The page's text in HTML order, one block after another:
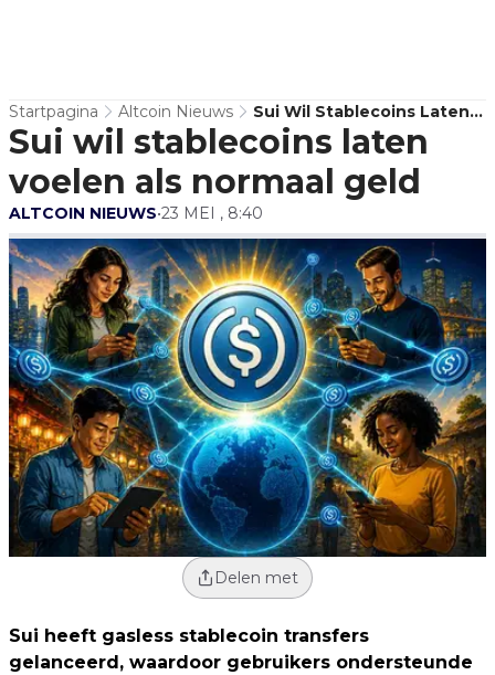
Startpagina Altcoin Nieuws
Sui Wil Stablecoins Laten
Voelen Als Normaal Geld
Sui wil stablecoins laten
voelen als normaal geld
ALTCOIN NIEUWS•23 MEI , 8:40
Delen met
Sui heeft gasless stablecoin transfers
gelanceerd, waardoor gebruikers ondersteunde